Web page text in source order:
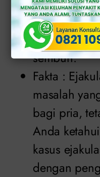
Mitos :
masalah
sembuh.
Fakta :
masalah
bagi pria,
Anda
kasus
dengan